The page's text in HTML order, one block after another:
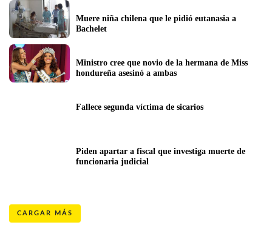
Muere niña chilena que le pidió eutanasia a
Bachelet
Ministro cree que novio de la hermana de Miss
hondureña asesinó a ambas
Fallece segunda víctima de sicarios
Piden apartar a fiscal que investiga muerte de
funcionaria judicial
CARGAR MÁS